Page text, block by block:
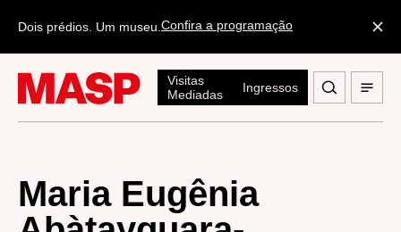
Dois prédios. Um museu. Confira a programação
Visitas
Mediadas
Ingressos
Maria Eugênia